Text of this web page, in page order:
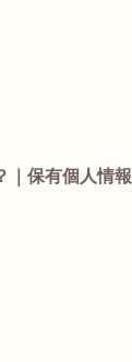
｜保有個人情